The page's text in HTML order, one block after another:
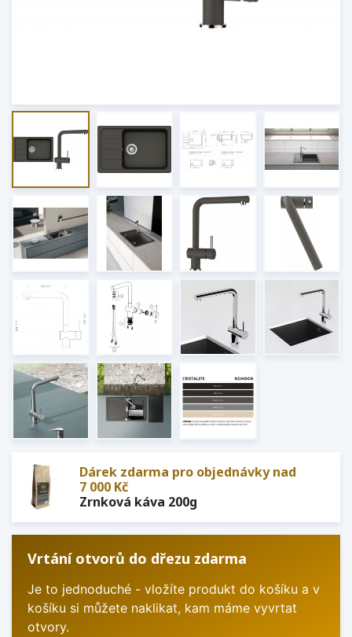
Dárek zdarma pro objednávky nad
7 000 Kč
Zrnková káva 200g
Vrtání otvorů do dřezu zdarma
Je to jednoduché - vložíte produkt do košíku a v
košíku si můžete naklikat, kam máme vyvrtat
otvory.